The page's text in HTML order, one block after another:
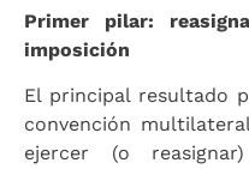
Primer pilar:
imposición
El principal resultado
convención
ejercer (o